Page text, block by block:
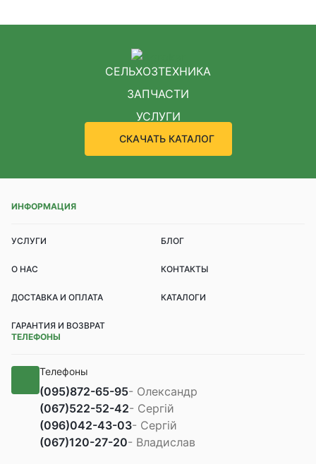
СЕЛЬХОЗТЕХНИКА
ЗАПЧАСТИ
УСЛУГИ
СКАЧАТЬ КАТАЛОГ
ИНФОРМАЦИЯ
УСЛУГИ БЛОГ
О НАС КОНТАКТЫ
ДОСТАВКА И ОПЛАТА КАТАЛОГИ
ГАРАНТИЯ И ВОЗВРАТ
ТЕЛЕФОНЫ
Телефоны
(095)872-65-95- Олександр
(067)522-52-42- Сергій
(096)042-43-03- Сергій
(067)120-27-20- Владислав